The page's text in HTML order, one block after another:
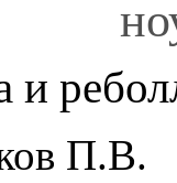
и
П.В.